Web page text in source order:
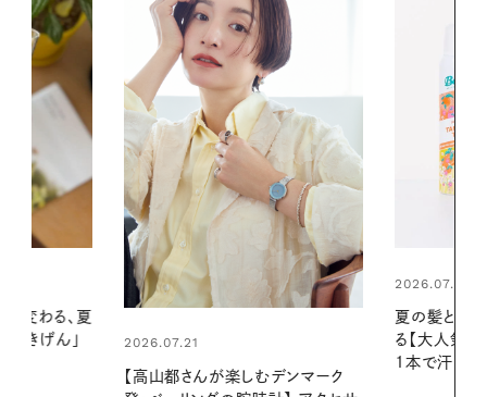
2026.07.24
る【大人気のドライシャンプー】 この
2026.06.01
真夏に向け
やりジェルと
地よくうるお